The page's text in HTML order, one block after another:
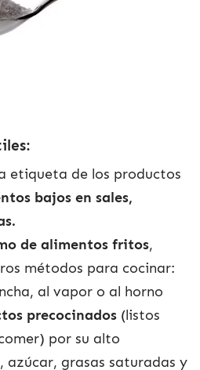
etiqueta de los productos
bajos en sales,
de alimentos fritos,
métodos para cocinar:
al vapor o al horno
precocinados (listos
por su alto
azúcar, grasas saturadas y